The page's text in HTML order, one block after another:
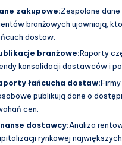
zakupowe:Zespolone
branżowych ujawniają,
dostaw.
branżowe:Raporty
konsolidacji dostawców i
łańcucha dostaw:
publikują dane o
cen.
dostawcy:Analiza
rynkowej